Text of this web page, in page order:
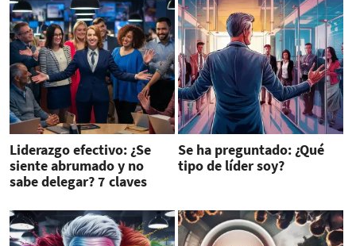
Liderazgo efectivo: ¿Se
siente abrumado y no
sabe delegar? 7 claves
Se ha preguntado: ¿Qué
tipo de líder soy?